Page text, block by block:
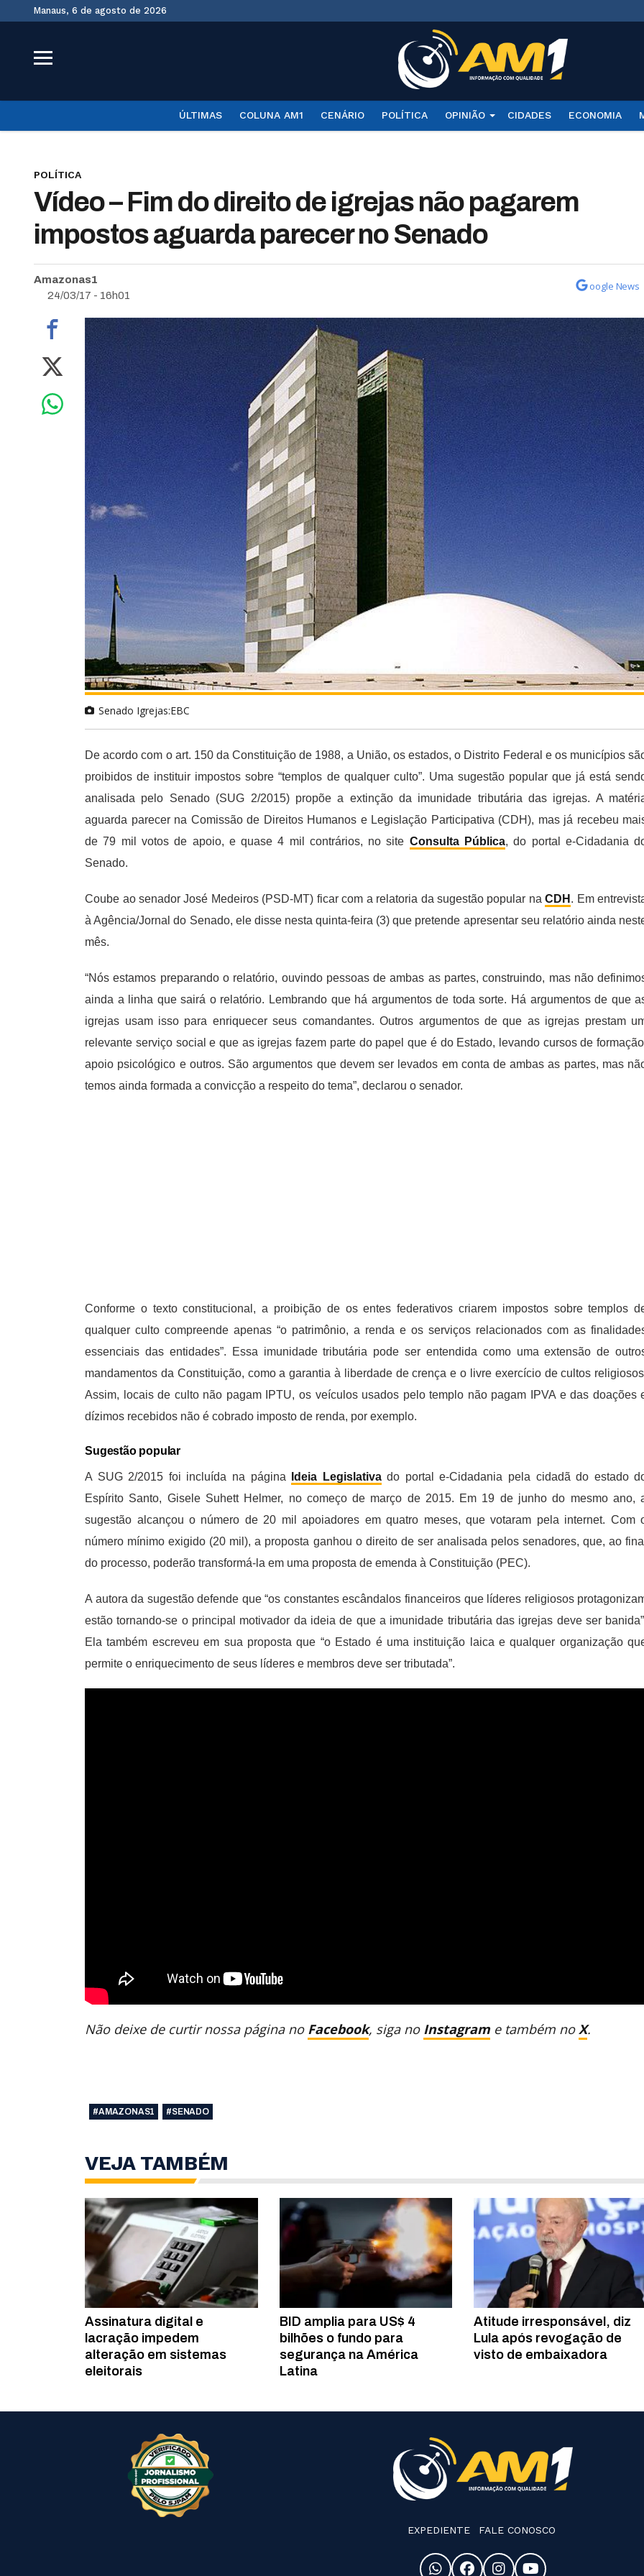
Manaus, 6 de agosto de 2026
ÚLTIMAS COLUNA AM1 CENÁRIO POLÍTICA OPINIÃO CIDADES ECONOMIA
POLÍTICA
Vídeo – Fim do direito de igrejas não pagarem
impostos aguarda parecer no Senado
Amazonas1
24/03/17 - 16h01
oogle News
Senado Igrejas:EBC
De acordo com o art. 150 da Constituição de 1988, a União, os estados, o Distrito Federal e os municípios
proibidos de instituir impostos sobre “templos de qualquer culto”. Uma sugestão popular que já está
analisada pelo Senado (SUG 2/2015) propõe a extinção da imunidade tributária das igrejas. A
aguarda parecer na Comissão de Direitos Humanos e Legislação Participativa (CDH), mas já recebeu
de 79 mil votos de apoio, e quase 4 mil contrários, no site Consulta Pública, do portal e-Cidadania
Senado.
Coube ao senador José Medeiros (PSD-MT) ficar com a relatoria da sugestão popular naCDH . Em
à Agência/Jornal do Senado, ele disse nesta quinta-feira (3) que pretende apresentar seu relatório ainda
mês.
“Nós estamos preparando o relatório, ouvindo pessoas de ambas as partes, construindo, mas não
ainda a linha que sairá o relatório. Lembrando que há argumentos de toda sorte. Há argumentos de que
igrejas usam isso para enriquecer seus comandantes. Outros argumentos de que as igrejas prestam
relevante serviço social e que as igrejas fazem parte do papel que é do Estado, levando cursos de
apoio psicológico e outros. São argumentos que devem ser levados em conta de ambas as partes, mas
temos ainda formada a convicção a respeito do tema”, declarou o senador.
Conforme o texto constitucional, a proibição de os entes federativos criarem impostos sobre templos
qualquer culto compreende apenas “o patrimônio, a renda e os serviços relacionados com as
essenciais das entidades”. Essa imunidade tributária pode ser entendida como uma extensão de
mandamentos da Constituição, como a garantia à liberdade de crença e o livre exercício de cultos
Assim, locais de culto não pagam IPTU, os veículos usados pelo templo não pagam IPVA e das doações
dízimos recebidos não é cobrado imposto de renda, por exemplo.
Sugestão popular
A SUG 2/2015 foi incluída na página Ideia Legislativado portal e-Cidadania pela cidadã do estado
Espírito Santo, Gisele Suhett Helmer, no começo de março de 2015. Em 19 de junho do mesmo ano,
sugestão alcançou o número de 20 mil apoiadores em quatro meses, que votaram pela internet. Com
número mínimo exigido (20 mil), a proposta ganhou o direito de ser analisada pelos senadores, que, ao final
do processo, poderão transformá-la em uma proposta de emenda à Constituição (PEC).
A autora da sugestão defende que “os constantes escândalos financeiros que líderes religiosos
estão tornando-se o principal motivador da ideia de que a imunidade tributária das igrejas deve ser
Ela também escreveu em sua proposta que “o Estado é uma instituição laica e qualquer organização
permite o enriquecimento de seus líderes e membros deve ser tributada”.
Não deixe de curtir nossa página no Facebook, siga no Instagram e também noX.
#AMAZONAS1 #SENADO
VEJA TAMBÉM
Assinatura digital e
lacração impedem
alteração em sistemas
eleitorais
BID amplia para US$ 4
bilhões o fundo para
segurança na América
Latina
Atitude irresponsável, diz
Lula após revogação de
visto de embaixadora
EXPEDIENTE FALE CONOSCO